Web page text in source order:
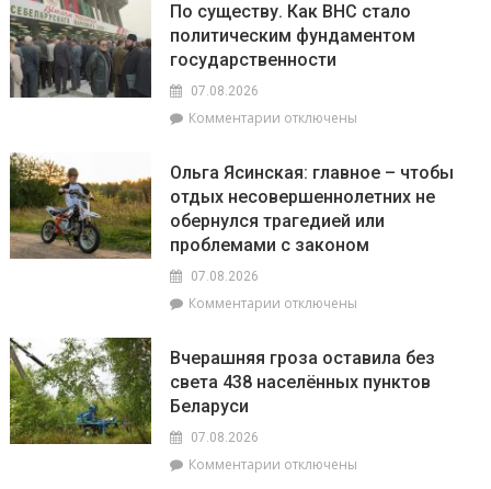
августа
КГК
Гомельской
горячую
по
вопросам
торговли
к
и
школьных
базаров
По существу. Как ВНС стало
политическим фундаментом
государственности
07.08.2026
Комментарии к
существу.
Как
ВНС
стало
государственности
отключены
Ольга Ясинская: главное – чтобы
отдых несовершеннолетних не
обернулся трагедией или
проблемами с законом
07.08.2026
Комментарии к
Ясинская:
главное
несовершеннолетних
отключены
Вчерашняя гроза оставила без
света 438 населённых пунктов
Беларуси
07.08.2026
Комментарии котключены